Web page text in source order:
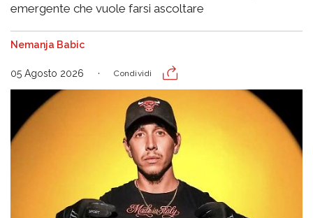
emergente che vuole farsi ascoltare
Nemanja Babic
05 Agosto 2026 Condividi